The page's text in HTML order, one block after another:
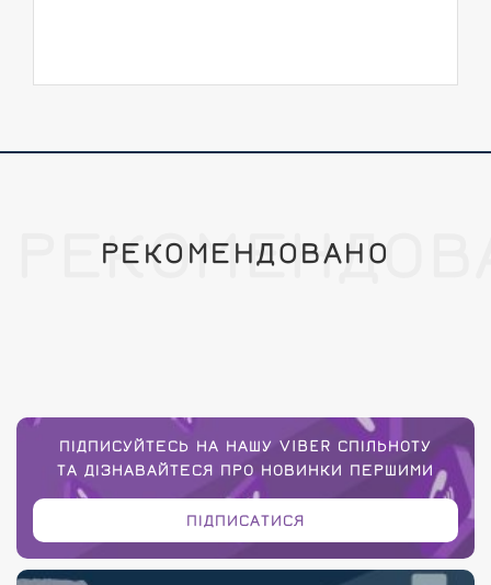
РЕКОМЕНДОВАНО
ПІДПИСУЙТЕСЬ НА НАШУ VIBER СПІЛЬНОТУ
ТА ДІЗНАВАЙТЕСЯ ПРО НОВИНКИ ПЕРШИМИ
ПІДПИСАТИСЯ